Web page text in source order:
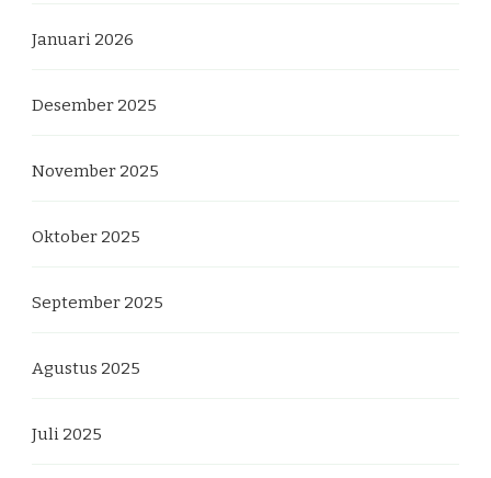
Januari 2026
Desember 2025
November 2025
Oktober 2025
September 2025
Agustus 2025
Juli 2025